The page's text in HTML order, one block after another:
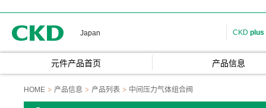
Japan CKD plus
元件产品首页 产品信息
HOME 产品信息 产品列表 中间压力气体组合阀